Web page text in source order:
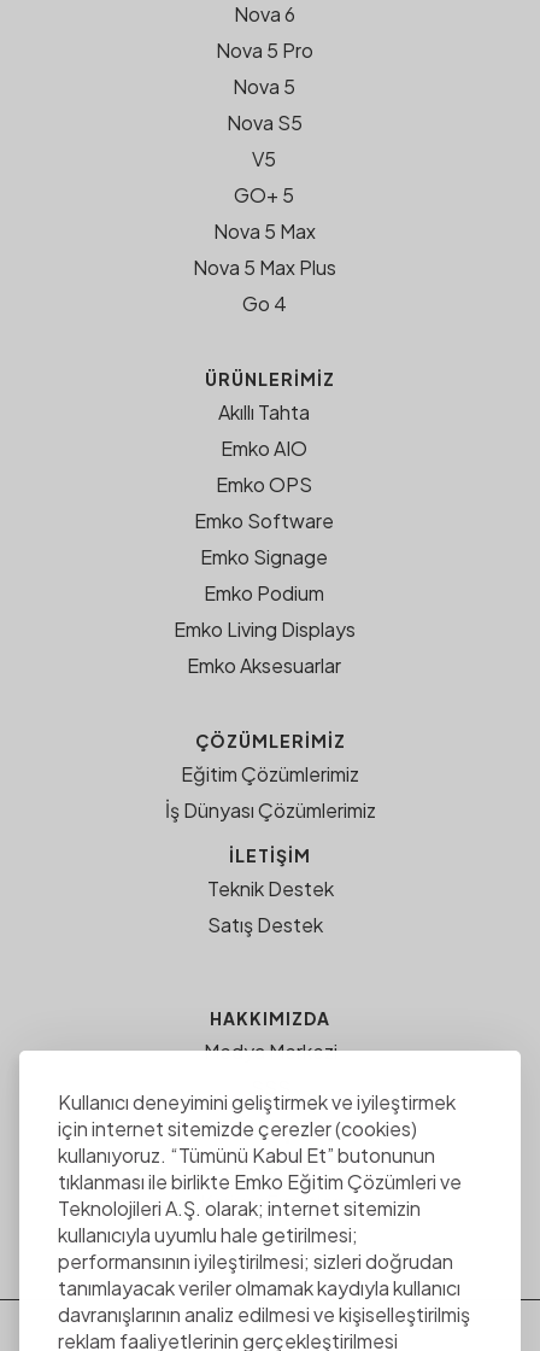
Kullanıcı deneyimini geliştirmek ve iyileştirmek
için internet sitemizde çerezler (cookies)
kullanıyoruz. “Tümünü Kabul Et” butonunun
tıklanması ile birlikte Emko Eğitim Çözümleri ve
Teknolojileri A.Ş. olarak; internet sitemizin
kullanıcıyla uyumlu hale getirilmesi;
performansının iyileştirilmesi; sizleri doğrudan
tanımlayacak veriler olmamak kaydıyla kullanıcı
davranışlarının analiz edilmesi ve kişiselleştirilmiş
reklam faaliyetlerinin gerçekleştirilmesi
Nova 6
Nova 5 Pro
Nova 5
Nova S5
V5
GO+ 5
Nova 5 Max
Nova 5 Max Plus
Go 4
ÜRÜNLERIMIZ
Akıllı Tahta
Emko AIO
Emko OPS
Emko Software
Emko Signage
Emko Podium
Emko Living Displays
Emko Aksesuarlar
ÇÖZÜMLERIMIZ
Eğitim Çözümlerimiz
İş Dünyası Çözümlerimiz
İLETİŞİM
Teknik Destek
Satış Destek
HAKKIMIZDA
Medya Merkezi
EMKO EĞITIM ÇÖZÜMLERI
ee.com.tr
Kariyer Fırsatları
Çerezler